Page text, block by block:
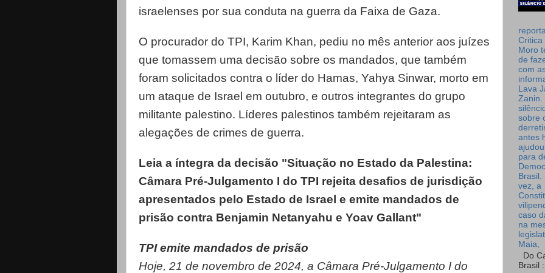
israelenses por sua conduta na guerra da Faixa de Gaza.
O procurador do TPI, Karim Khan, pediu no mês anterior aos juízes
que tomassem uma decisão sobre os mandados, que também
foram solicitados contra o líder do Hamas, Yahya Sinwar, morto em
um ataque de Israel em outubro, e outros integrantes do grupo
militante palestino. Líderes palestinos também rejeitaram as
alegações de crimes de guerra.
Leia a íntegra da decisão "Situação no Estado da Palestina:
Câmara Pré-Julgamento I do TPI rejeita desafios de jurisdição
apresentados pelo Estado de Israel e emite mandados de
prisão contra Benjamin Netanyahu e Yoav Gallant"
TPI emite mandados de prisão
Hoje, 21 de novembro de 2024, a Câmara Pré-Julgamento I do
Critica
Moro
de
com
Lava
Zanin.
sobre
antes
para
Brasil.
vez, a
caso
na
Maia,
Do
Brasil :